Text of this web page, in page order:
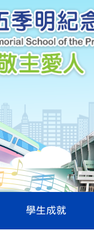
學生成就